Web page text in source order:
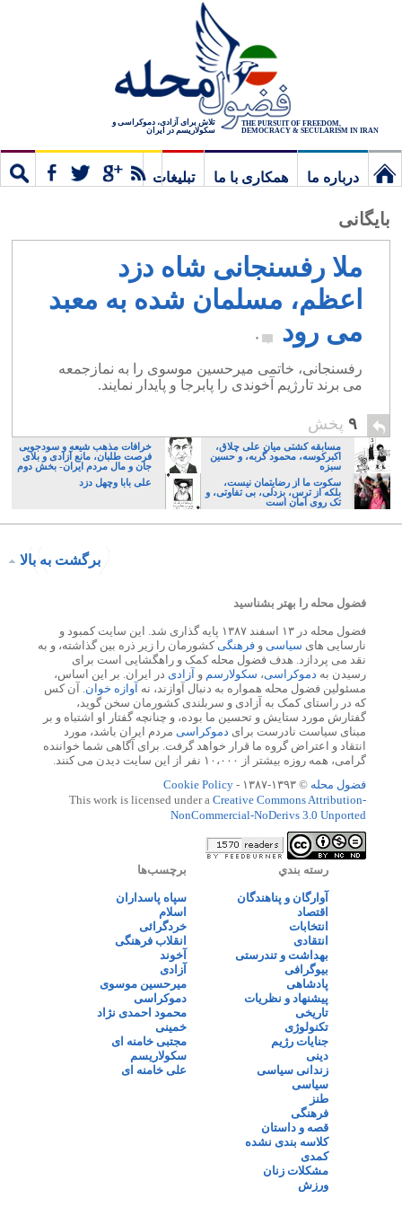
THE PURSUIT OF FREEDOM,
DEMOCRACY & SECULARISM IN IRAN
تلاش برای آزادی، دموکراسی و
سکولاریسم در ایران
درباره ما همکاری با ما
تبلیغات
بایگانی
ملا رفسنجانی شاه دزد
اعظم، مسلمان شده به معبد
می رود
۰
رفسنجانی، خاتمی میرحسین موسوی را به نمازجمعه
می برند تارژیم آخوندی را پابرجا و پایدار نمایند.
۹ پخش
مسابقه کشتی میان علی چلاق،
اکبرکوسه، محمود گربه، و حسین
سبزه
خرافات مذهب شیعه و سودجویی
فرصت طلبان، مانع آزادی و بلای
جان و مال مردم ایران- بخش دوم
سکوت ما از رضایتمان نیست،
بلکه از ترس، بزدلی، بی تفاوتی، و
تک روی امان است
علی بابا وچهل دزد
برگشت به بالا
فضول محله را بهتر بشناسید
فضول محله در ۱۳ اسفند ۱۳۸۷ پایه گذاری شد. این سایت کمبود و
نارسایی های سیاسی و فرهنگیکشورمان را زیر ذره بین گذاشته، و به
نقد می پردازد. هدف فضول محله کمک و راهگشایی است برای
رسیدن به دموکراسی، سکولارسم و آزادی در ایران. بر این اساس،
مسئولین فضول محله همواره به دنبال آوازند، نه آوازه خوان. آن کس
که در راستای کمک به آزادی و سربلندی کشورمان سخن گوید،
گفتارش مورد ستایش و تحسین ما بوده، و چنانچه گفتار او اشتباه و بر
مبنای سیاست نادرست برای دموکراسی مردم ایران باشد، مورد
انتقاد و اعتراض گروه ما قرار خواهد گرفت. برای آگاهی شما خواننده
گرامی، همه روزه بیشتر از ۱۰،۰۰۰ نفر از این سایت دیدن می کنند.
فضول محله © ۱۳۹۳-۱۳۸۷ -
Cookie Policy
This work is licensed under a Creative Commons Attribution-
NonCommercial-NoDerivs 3.0 Unported
رسته بندي
آوارگان و پناهندگان
اقتصاد
انتخابات
انتقادی
بهداشت و تندرستی
بیوگرافی
پادشاهی
پیشنهاد و نظریات
تاریخی
تکنولوژی
جنایات رژیم
دینی
زندانی سیاسی
سیاسی
طنز
فرهنگی
قصه و داستان
کلاسه بندی نشده
کمدی
مشکلات زنان
ورزش
برچسب‌ها
سپاه پاسداران
اسلام
خردگرائی
انقلاب فرهنگی
آخوند
آزادی
میرحسین موسوی
دموکراسی
محمود احمدی نژاد
خمینی
مجتبی خامنه ای
سکولاریسم
علی خامنه ای